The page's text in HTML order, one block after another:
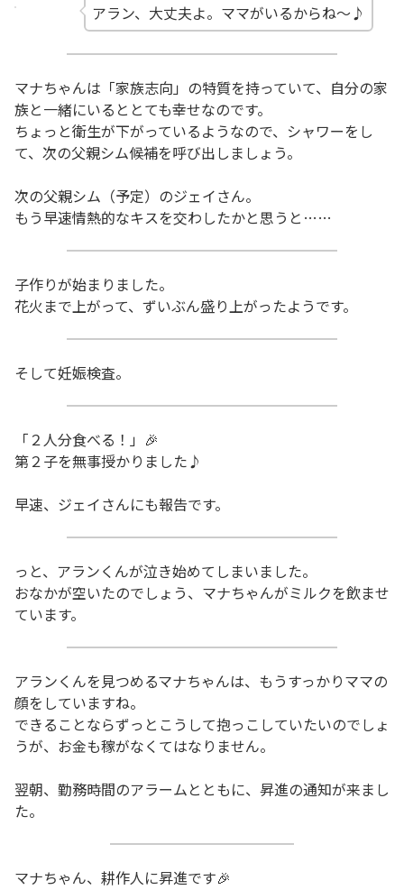
アラン、大丈夫よ。ママがいるからね～♪
マナちゃんは「家族志向」の特質を持っていて、自分の家
族と一緒にいるととても幸せなのです。
ちょっと衛生が下がっているようなので、シャワーをし
て、次の父親シム候補を呼び出しましょう。
次の父親シム（予定）のジェイさん。
もう早速情熱的なキスを交わしたかと思うと……
子作りが始まりました。
花火まで上がって、ずいぶん盛り上がったようです。
そして妊娠検査。
「２人分食べる！」🎉
第２子を無事授かりました♪
早速、ジェイさんにも報告です。
っと、アランくんが泣き始めてしまいました。
おなかが空いたのでしょう、マナちゃんがミルクを飲ませ
ています。
アランくんを見つめるマナちゃんは、もうすっかりママの
顔をしていますね。
できることならずっとこうして抱っこしていたいのでしょ
うが、お金も稼がなくてはなりません。
翌朝、勤務時間のアラームとともに、昇進の通知が来まし
た。
マナちゃん、耕作人に昇進です🎉